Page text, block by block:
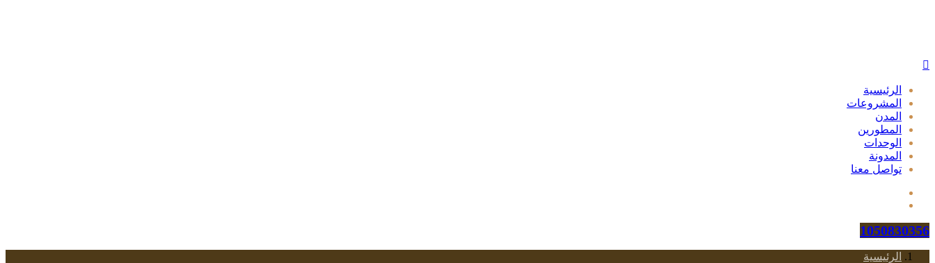
الرئيسية
المشروعات
المدن
المطورين
الوحدات
المدونة
تواصل معنا
1050830356
الرئيسية